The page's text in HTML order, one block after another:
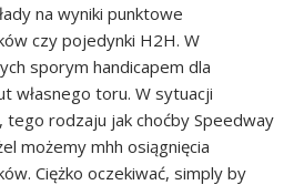
na wyniki punktowe
czy pojedynki H2H. W
sporym handicapem dla
własnego toru. W sytuacji
tego rodzaju jak choćby Speedway
możemy mhh osiągnięcia
Ciężko oczekiwać, simply by